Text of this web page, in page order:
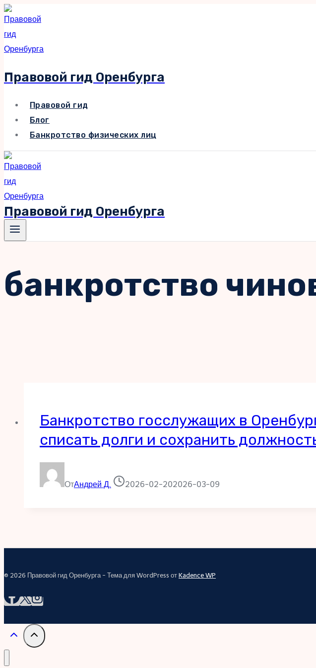
Перейти
к
содержимому
Правовой гид Оренбурга
Правовой гид
Блог
Банкротство физических лиц
Правовой гид Оренбурга
банкротство
Банкротство госслужащих в
списать долги и сохранить
ОтАндрей Д. 2026-02-202026-03-09
© 2026 Правовой гид Оренбурга - Тема для WordPress от Kadence WP